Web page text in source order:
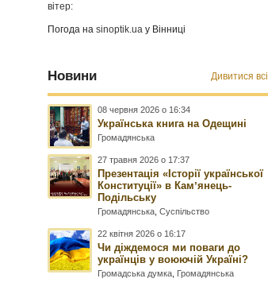
вітер:
Погода наsinoptik.ua у Вінниці
Новини Дивитися всі
08 червня 2026 о 16:34
Українська книга на Одещині
Громадянська
27 травня 2026 о 17:37
Презентація «Історії української
Конституції» в Камʼянець-
Подільську
Громадянська ,Суспільство
22 квітня 2026 о 16:17
Чи діждемося ми поваги до
українців у воюючій Україні?
Громадська думка Громадянська